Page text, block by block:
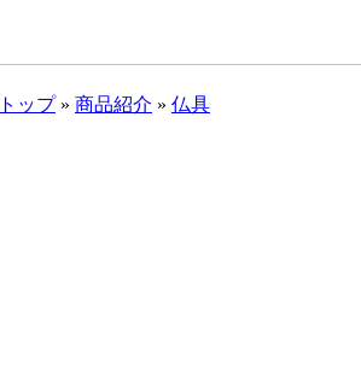
トップ» 商品紹介 » 仏具